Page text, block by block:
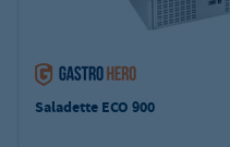
Saladette ECO 900